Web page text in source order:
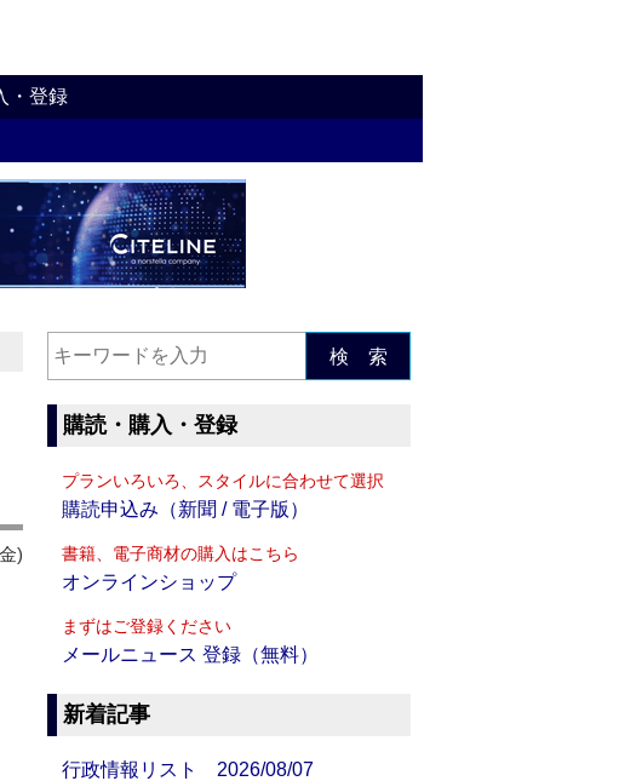
・登録
)
検 索
購読・購入・登録
プランいろいろ、スタイルに合わせて選択
購読申込み（新聞 / 電子版）
書籍、電子商材の購入はこちら
オンラインショップ
まずはご登録ください
メールニュース 登録（無料）
新着記事
行政情報リスト 2026/08/07